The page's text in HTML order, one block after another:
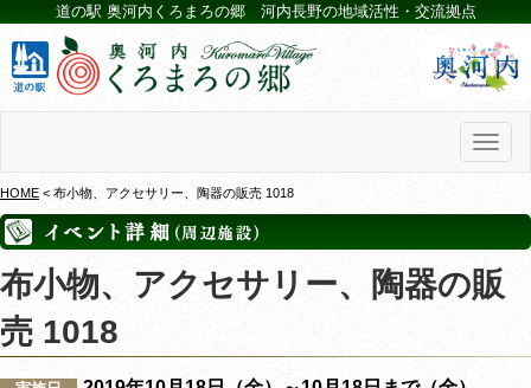
道の駅 奥河内くろまろの郷 河内長野の地域活性・交流拠点
HOME < 布小物、アクセサリー、陶器の販売 1018
布小物、アクセサリー、陶器の販
売 1018